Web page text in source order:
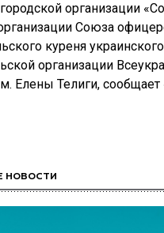
организации
Союза
куреня
организации
Елены Телиги, сообщает
НОВОСТИ